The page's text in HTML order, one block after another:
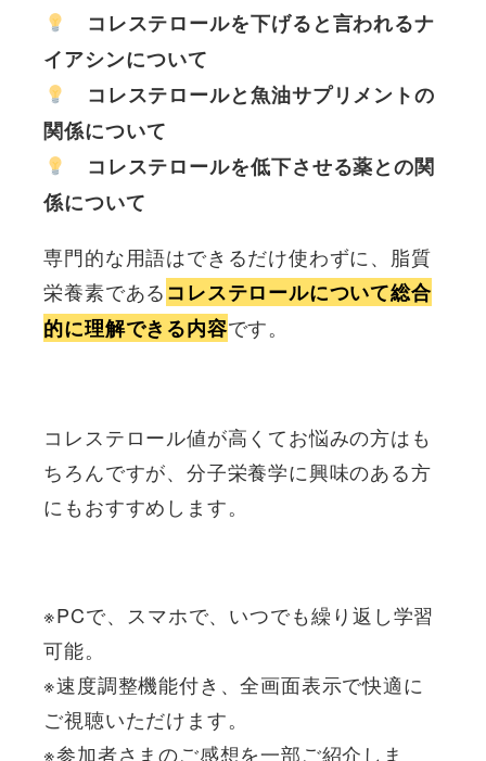
コレステロールを下げると言われるナ
イアシンについて
コレステロールと魚油サプリメントの
関係について
コレステロールを低下させる薬との関
係について
専門的な用語はできるだけ使わずに、脂質
栄養素であるコレステロールについて総合
的に理解できる内容です。
コレステロール値が高くてお悩みの方はも
ちろんですが、分子栄養学に興味のある方
にもおすすめします。
※PCで、スマホで、いつでも繰り返し学習
可能。
※速度調整機能付き、全画面表示で快適に
ご視聴いただけます。
※参加者さまのご感想を一部ご紹介しま